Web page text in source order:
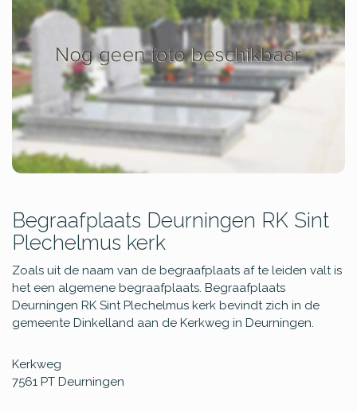
Begraafplaats Deurningen RK Sint
Plechelmus kerk
Zoals uit de naam van de begraafplaats af te leiden valt is
het een algemene begraafplaats. Begraafplaats
Deurningen RK Sint Plechelmus kerk bevindt zich in de
gemeente Dinkelland aan de Kerkweg in Deurningen.
Kerkweg
7561 PT Deurningen